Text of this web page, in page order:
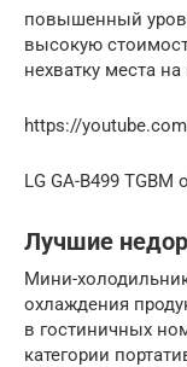
повышенный
высокую
нехватку места
https://
LG GA-B499 TGBM
Лучшие
Мини-
охлаждения
в гостиничных
категории